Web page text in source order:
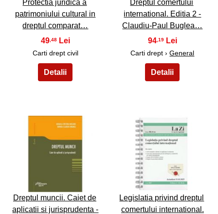
Protectia juridica a
patrimoniului cultural in
dreptul comparat…
49,48
Carti drept civil
Dreptul comertului
international. Editia 2 -
Claudiu-Paul Buglea…
94 ,19
Carti drept ›General
Dreptul muncii. Caiet de
aplicatii si jurisprudenta -
6
Legislatia privind dreptul
comertului international.